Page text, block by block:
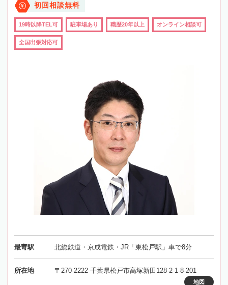
初回相談無料
19時以降TEL可 駐車場あり 職歴20年以上 オンライン相談可
全国出張対応可
最寄駅 北総鉄道・京成電鉄・JR「東松戸駅」車で8分
所在地 〒270-2222 千葉県松戸市高塚新田128-2-1-8-201
地図